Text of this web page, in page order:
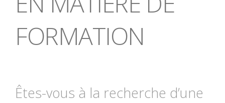
FORMATION
Êtes-vous à la recherche d’une